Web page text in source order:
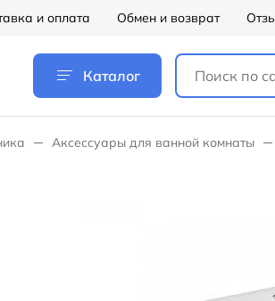
и оплата Обмен и возврат
Каталог
Аксессуары для ванной комнаты